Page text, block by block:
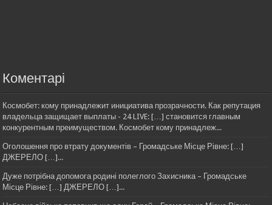
Коментарі
Космобет: кому принадлежит инициатива прозрачности. Как репутация
владельца защищает выплаты - 24 LIVE: […] становится главным
конкурентным преимуществом. Космобет кому принадлеж...
Оголошення про втрату документів – Громадське Місце Рівне: […]
ДЖЕРЕЛО […]...
Дуже потрібна допомога родині полеглого Захисника – Громадське
Місце Рівне: […] ДЖЕРЕЛО […]...